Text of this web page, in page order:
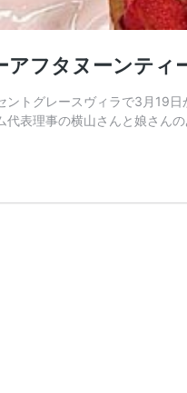
アフタヌーンティ
ントグレースヴィラで3月19
代表理事の横山さんと娘さん